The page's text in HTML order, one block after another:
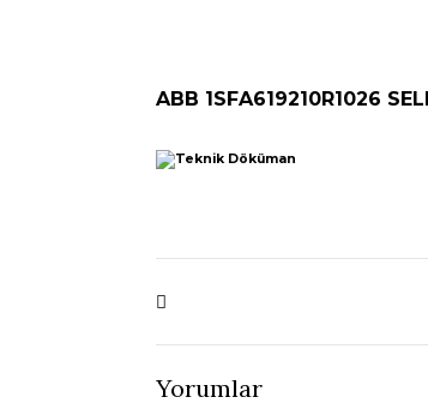
ABB 1SFA619210R1026
Yorumlar